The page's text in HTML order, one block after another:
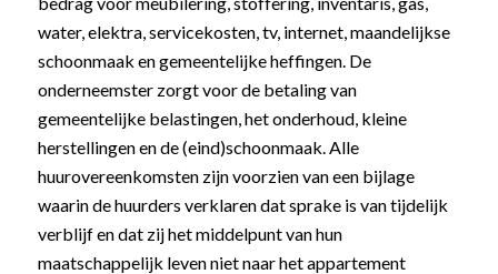
water, elektra, servicekosten, tv, internet, maandelijkse
schoonmaak en gemeentelijke heffingen. De
onderneemster zorgt voor de betaling van
gemeentelijke belastingen, het onderhoud, kleine
herstellingen en de (eind)schoonmaak. Alle
huurovereenkomsten zijn voorzien van een bijlage
waarin de huurders verklaren dat sprake is van tijdelijk
verblijf en dat zij het middelpunt van hun
maatschappelijk leven niet naar het appartement